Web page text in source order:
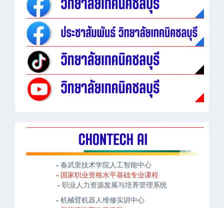
- 春武里技术学院人工智能中心
- 国家职业资格水平基础专业课程
- 职业人力资源发展与培养管理系统